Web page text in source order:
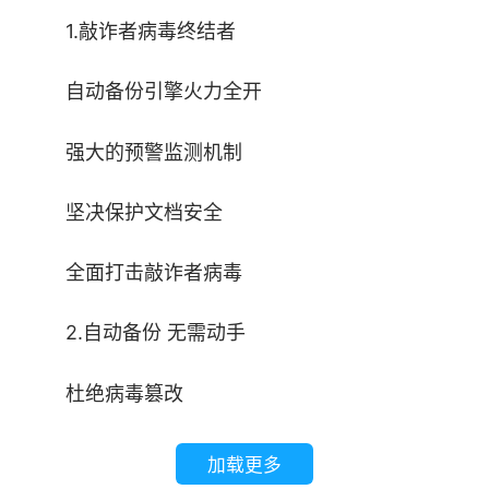
1.敲诈者病毒终结者
自动备份引擎火力全开
强大的预警监测机制
坚决保护文档安全
全面打击敲诈者病毒
2.自动备份 无需动手
杜绝病毒篡改
发现文档修改后自动备份
加载更多